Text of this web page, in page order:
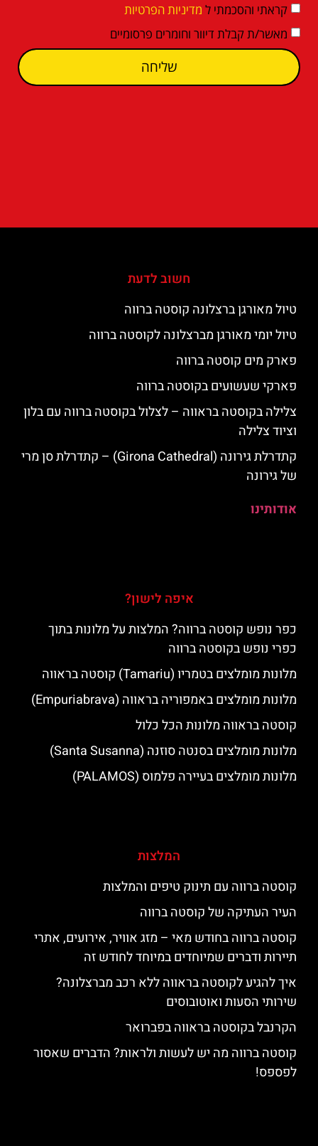
קראתי והסכמתי ל מדיניות הפרטיות
מאשר/ת קבלת דיוור וחומרים פרסומיים
שליחה
חשוב לדעת
טיול מאורגן ברצלונה קוסטה ברווה
טיול יומי מאורגן מברצלונה לקוסטה ברווה
פארק מים קוסטה ברווה
פארקי שעשועים בקוסטה ברווה
צלילה בקוסטה בראווה – לצלול בקוסטה ברווה עם בלון
וציוד צלילה
קתדרלת גירונה (Girona Cathedral) – קתדרלת סן מרי
של גירונה
אודותינו
איפה לישון?
כפר נופש קוסטה ברווה? המלצות על מלונות בתוך
כפרי נופש בקוסטה ברווה
מלונות מומלצים בטמריו (Tamariu) קוסטה בראווה
מלונות מומלצים באמפוריה בראווה (Empuriabrava)
קוסטה בראווה מלונות הכל כלול
מלונות מומלצים בסנטה סוזנה (Santa Susanna)
מלונות מומלצים בעיירה פלמוס (PALAMOS)
המלצות
קוסטה ברווה עם תינוק טיפים והמלצות
העיר העתיקה של קוסטה ברווה
קוסטה ברווה בחודש מאי – מזג אוויר, אירועים, אתרי
תיירות ודברים שמיוחדים במיוחד לחודש זה
איך להגיע לקוסטה בראווה ללא רכב מברצלונה?
שירותי הסעות ואוטובוסים
הקרנבל בקוסטה בראווה בפברואר
קוסטה ברווה מה יש לעשות ולראות? הדברים שאסור
לפספס!